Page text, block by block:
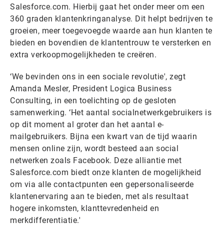
Salesforce.com. Hierbij gaat het onder meer om een
360 graden klantenkringanalyse. Dit helpt bedrijven te
groeien, meer toegevoegde waarde aan hun klanten te
bieden en bovendien de klantentrouw te versterken en
extra verkoopmogelijkheden te creëren.
‘We bevinden ons in een sociale revolutie', zegt
Amanda Mesler, President Logica Business
Consulting, in een toelichting op de gesloten
samenwerking. ‘Het aantal socialnetwerkgebruikers is
op dit moment al groter dan het aantal e-
mailgebruikers. Bijna een kwart van de tijd waarin
mensen online zijn, wordt besteed aan social
netwerken zoals Facebook. Deze alliantie met
Salesforce.com biedt onze klanten de mogelijkheid
om via alle contactpunten een gepersonaliseerde
klantenervaring aan te bieden, met als resultaat
hogere inkomsten, klanttevredenheid en
merkdifferentiatie.'